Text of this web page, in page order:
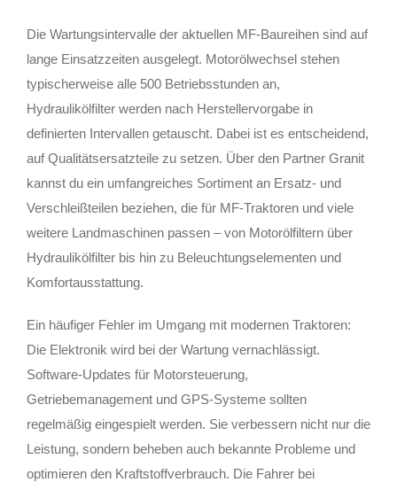
Die Wartungsintervalle der aktuellen MF-Baureihen sind auf
lange Einsatzzeiten ausgelegt. Motorölwechsel stehen
typischerweise alle 500 Betriebsstunden an,
Hydraulikölfilter werden nach Herstellervorgabe in
definierten Intervallen getauscht. Dabei ist es entscheidend,
auf Qualitätsersatzteile zu setzen. Über den Partner Granit
kannst du ein umfangreiches Sortiment an Ersatz- und
Verschleißteilen beziehen, die für MF-Traktoren und viele
weitere Landmaschinen passen – von Motorölfiltern über
Hydraulikölfilter bis hin zu Beleuchtungselementen und
Komfortausstattung.
Ein häufiger Fehler im Umgang mit modernen Traktoren:
Die Elektronik wird bei der Wartung vernachlässigt.
Software-Updates für Motorsteuerung,
Getriebemanagement und GPS-Systeme sollten
regelmäßig eingespielt werden. Sie verbessern nicht nur die
Leistung, sondern beheben auch bekannte Probleme und
optimieren den Kraftstoffverbrauch. Die Fahrer bei